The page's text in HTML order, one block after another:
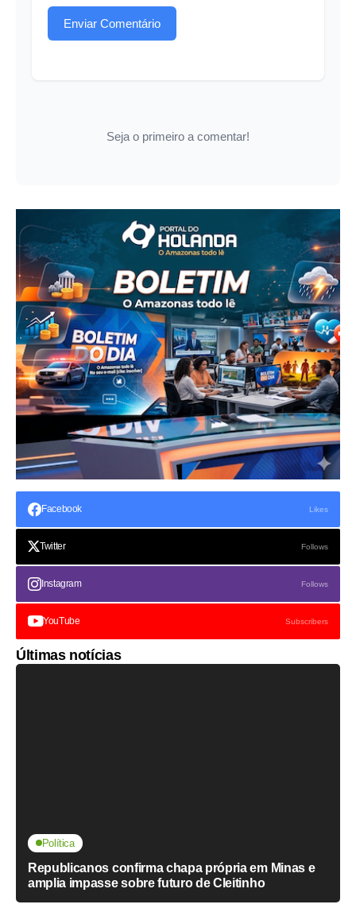
Enviar Comentário
Seja o primeiro a comentar!
Facebook Likes
Twitter Follows
Instagram Follows
YouTube Subscribers
Últimas notícias
Política
Republicanos confirma chapa própria em Minas e
amplia impasse sobre futuro de Cleitinho